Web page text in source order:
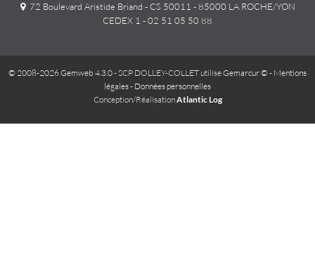
72 Boulevard Aristide Briand - CS 50011 - 85000 LA ROCHE/YON
CEDEX 1 - 02 51 05 50 88
© 2008-2026 Gemweb 4.3.0- SCP DOLLEY-COLLET utiliseGemarcur © - Mentions
légales- Données personnelles
Conception/RéalisationAtlantic Log